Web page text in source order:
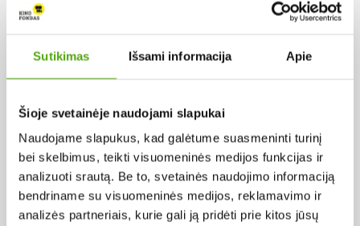
Sutikimas Išsami informacija Apie
Šioje svetainėje naudojami slapukai
Naudojame slapukus, kad galėtume suasmeninti turinį
bei skelbimus, teikti visuomeninės medijos funkcijas ir
analizuoti srautą. Be to, svetainės naudojimo informaciją
bendriname su visuomeninės medijos, reklamavimo ir
analizės partneriais, kurie gali ją pridėti prie kitos jūsų
Metai:
Petras Abukevičius
Leonardas Grudzinskas
Operatoriai: